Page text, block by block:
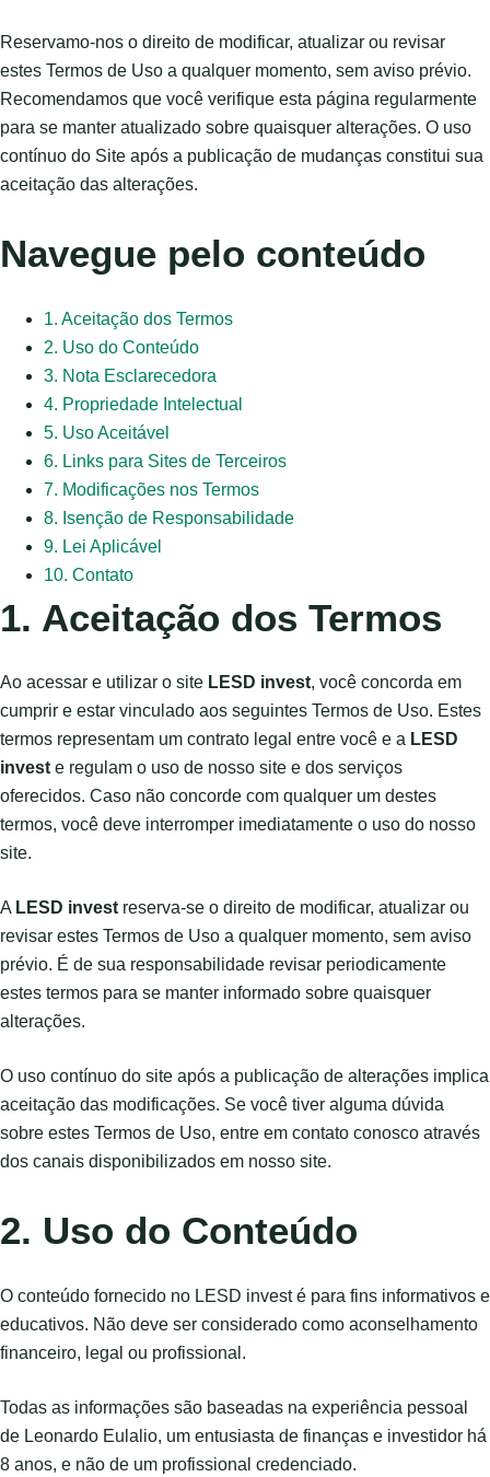
Reservamo-nos o direito de modificar, atualizar ou revisar
estes Termos de Uso a qualquer momento, sem aviso prévio.
Recomendamos que você verifique esta página regularmente
para se manter atualizado sobre quaisquer alterações. O uso
contínuo do Site após a publicação de mudanças constitui sua
aceitação das alterações.
Navegue pelo conteúdo
1. Aceitação dos Termos
2. Uso do Conteúdo
3. Nota Esclarecedora
4. Propriedade Intelectual
5. Uso Aceitável
6. Links para Sites de Terceiros
7. Modificações nos Termos
8. Isenção de Responsabilidade
9. Lei Aplicável
10. Contato
1. Aceitação dos Termos
Ao acessar e utilizar o site LESD invest, você concorda em
cumprir e estar vinculado aos seguintes Termos de Uso. Estes
termos representam um contrato legal entre você e a LESD
invest e regulam o uso de nosso site e dos serviços
oferecidos. Caso não concorde com qualquer um destes
termos, você deve interromper imediatamente o uso do nosso
site.
A LESD invest reserva-se o direito de modificar, atualizar ou
revisar estes Termos de Uso a qualquer momento, sem aviso
prévio. É de sua responsabilidade revisar periodicamente
estes termos para se manter informado sobre quaisquer
alterações.
O uso contínuo do site após a publicação de alterações implica
aceitação das modificações. Se você tiver alguma dúvida
sobre estes Termos de Uso, entre em contato conosco através
dos canais disponibilizados em nosso site.
2. Uso do Conteúdo
O conteúdo fornecido no LESD invest é para fins informativos e
educativos. Não deve ser considerado como aconselhamento
financeiro, legal ou profissional.
Todas as informações são baseadas na experiência pessoal
de Leonardo Eulalio, um entusiasta de finanças e investidor há
8 anos, e não de um profissional credenciado.